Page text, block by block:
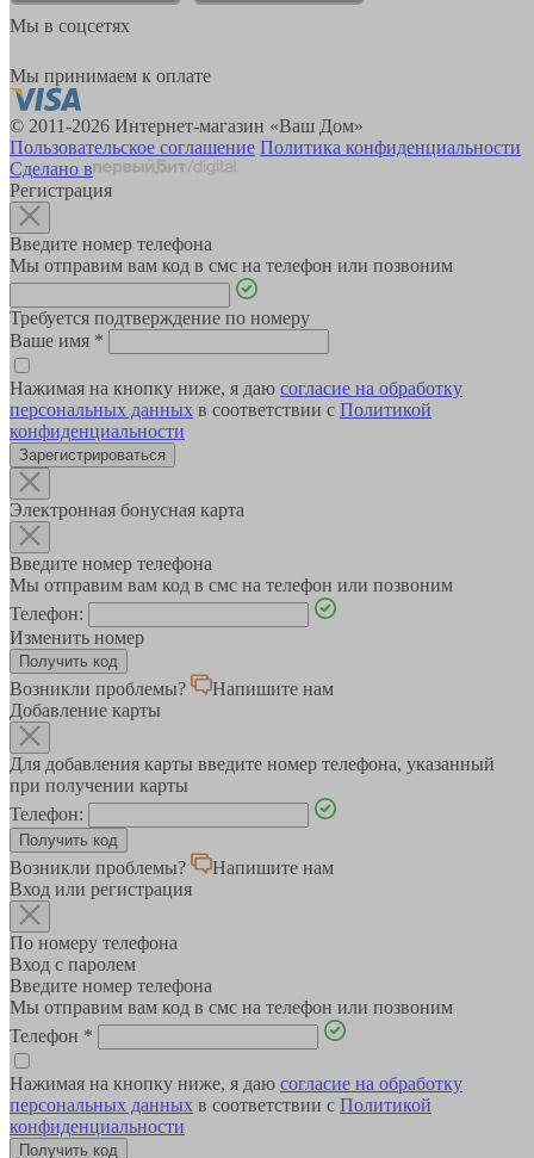
Мы в соцсетях
Мы принимаем к оплате
© 2011-2026 Интернет-магазин «Ваш Дом»
Пользовательское соглашение Политика конфиденциальности
Сделано в
Регистрация
Введите номер телефона
Мы отправим вам код в смс на телефон или позвоним
Требуется подтверждение по номеру
Ваше имя *
Нажимая на кнопку ниже, я даю согласие на обработку
персональных данных в соответствии с Политикой
конфиденциальности
Зарегистрироваться
Электронная бонусная карта
Введите номер телефона
Мы отправим вам код в смс на телефон или позвоним
Телефон:
Изменить номер
Возникли проблемы?
Напишите нам
Добавление карты
Для добавления карты введите номер телефона, указанный
при получении карты
Телефон:
Возникли проблемы?
Напишите нам
Вход или регистрация
По номеру телефона
Вход с паролем
Введите номер телефона
Мы отправим вам код в смс на телефон или позвоним
Телефон *
Нажимая на кнопку ниже, я даю согласие на обработку
персональных данных в соответствии с Политикой
конфиденциальности